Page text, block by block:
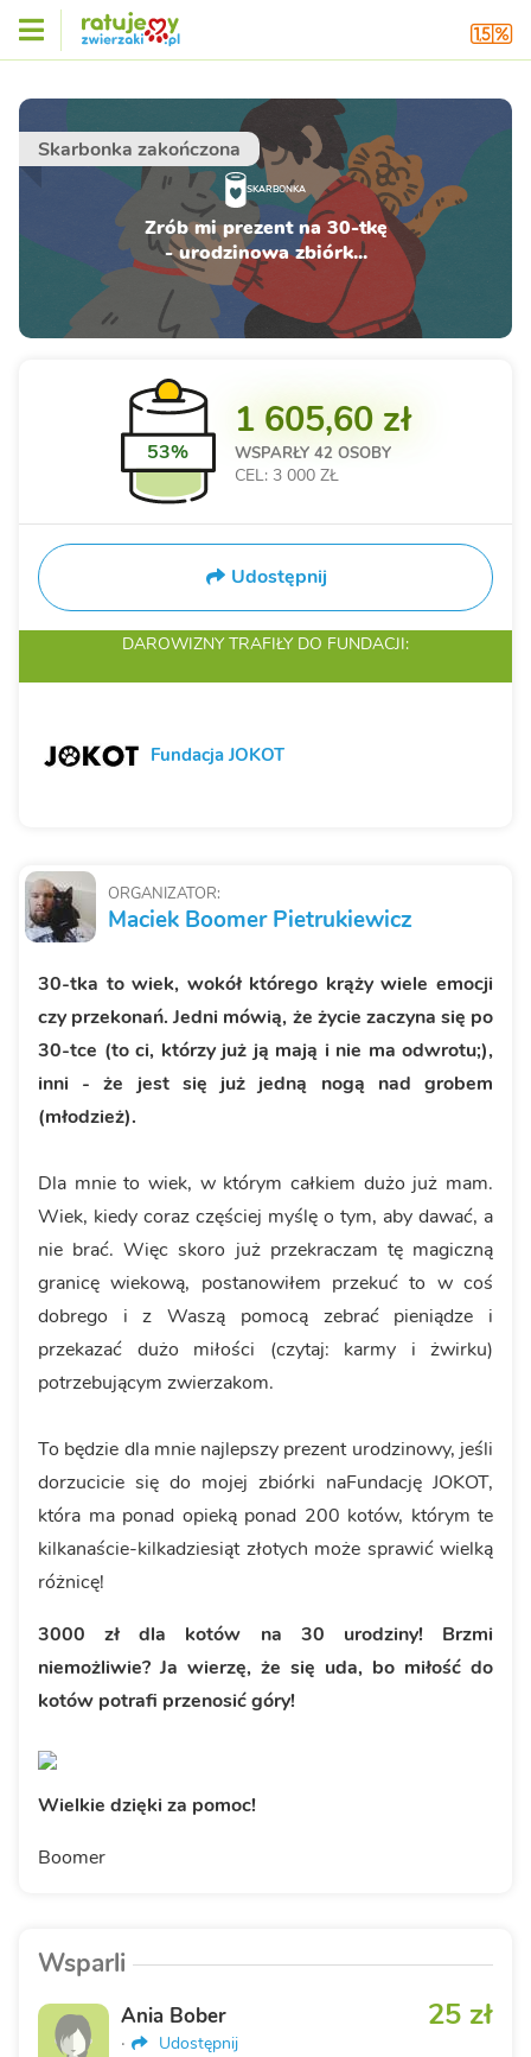
Skarbonka zakończona
SKARBONKA
Zrób mi prezent na 30-tkę
- urodzinowa zbiórk...
ORGANIZATOR:
Maciek Boomer Pietrukiewicz
30-tka to wiek, wokół którego krąży wiele emocji
czy przekonań. Jedni mówią, że życie zaczyna się po
30-tce (to ci, którzy już ją mają i nie ma odwrotu;),
inni - że jest się już jedną nogą nad grobem
(młodzież).
Dla mnie to wiek, w którym całkiem dużo już mam.
Wiek, kiedy coraz częściej myślę o tym, aby dawać, a
nie brać. Więc skoro już przekraczam tę magiczną
granicę wiekową, postanowiłem przekuć to w coś
dobrego i z Waszą pomocą zebrać pieniądze i
przekazać dużo miłości (czytaj: karmy i żwirku)
potrzebującym zwierzakom.
To będzie dla mnie najlepszy prezent urodzinowy, jeśli
dorzucicie się do mojej zbiórki naFundację JOKOT,
która ma ponad opieką ponad 200 kotów, którym te
kilkanaście-kilkadziesiąt złotych może sprawić wielką
różnicę!
3000 zł dla kotów na 30 urodziny! Brzmi
niemożliwie? Ja wierzę, że się uda, bo miłość do
kotów potrafi przenosić góry!
Wielkie dzięki za pomoc!
Boomer
Wsparli
25 zł
Ania Bober
· Udostępnij
53%
1 605,60 zł
WSPARŁY 42 OSOBY
CEL: 3 000 ZŁ
Udostępnij
DAROWIZNY TRAFIŁY DO FUNDACJI:
Fundacja JOKOT